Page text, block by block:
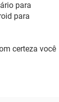
para
para
certeza você